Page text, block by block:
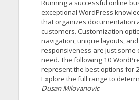
Running a successful online
exceptional WordPress
that organizes documentation
customers. Customization
navigation, unique layouts,
responsiveness are just some
need. The following 10
represent the best options for
Explore the full range to
Dusan Milovanovic